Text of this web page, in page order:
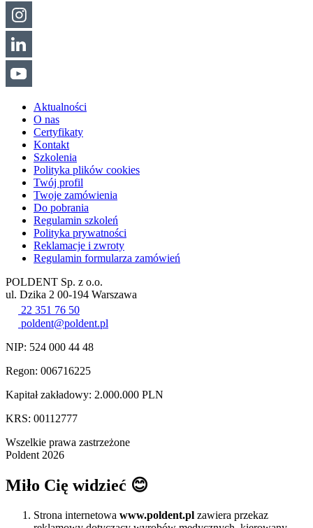
Aktualności
O nas
Certyfikaty
Kontakt
Szkolenia
Polityka plików cookies
Twój profil
Twoje zamówienia
Do pobrania
Regulamin szkoleń
Polityka prywatności
Reklamacje i zwroty
Regulamin formularza zamówień
POLDENT Sp. z o.o.
ul. Dzika 2 00-194 Warszawa
22 351 76 50
poldent@poldent.pl
NIP: 524 000 44 48
Regon: 006716225
Kapitał zakładowy: 2.000.000 PLN
KRS: 00112777
Wszelkie prawa zastrzeżone
Poldent 2026
Miło Cię widzieć 😊
Strona internetowa www.poldent.pl zawiera przekaz